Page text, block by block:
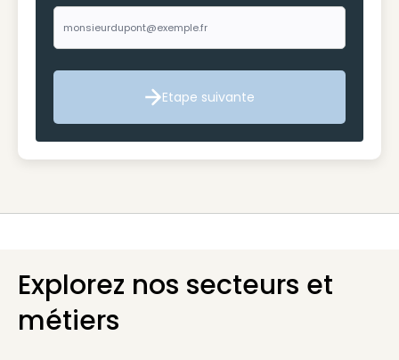
Etape suivante
Etape suivante
Explorez nos secteurs et
métiers